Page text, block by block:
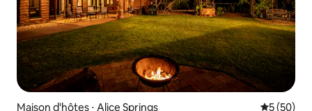
Maison d'hôtes ⋅ Alice Springs
5 (50)